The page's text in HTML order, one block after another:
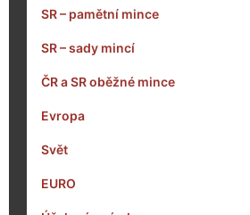
SR – pamětní mince
SR – sady mincí
ČR a SR oběžné mince
Evropa
Svět
EURO